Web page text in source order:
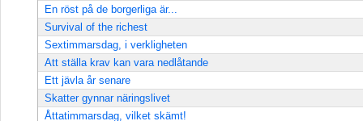
En röst på de borgerliga är...
Survival of the richest
Sextimmarsdag, i verkligheten
Att ställa krav kan vara nedlåtande
Ett jävla år senare
Skatter gynnar näringslivet
Åttatimmarsdag, vilket skämt!